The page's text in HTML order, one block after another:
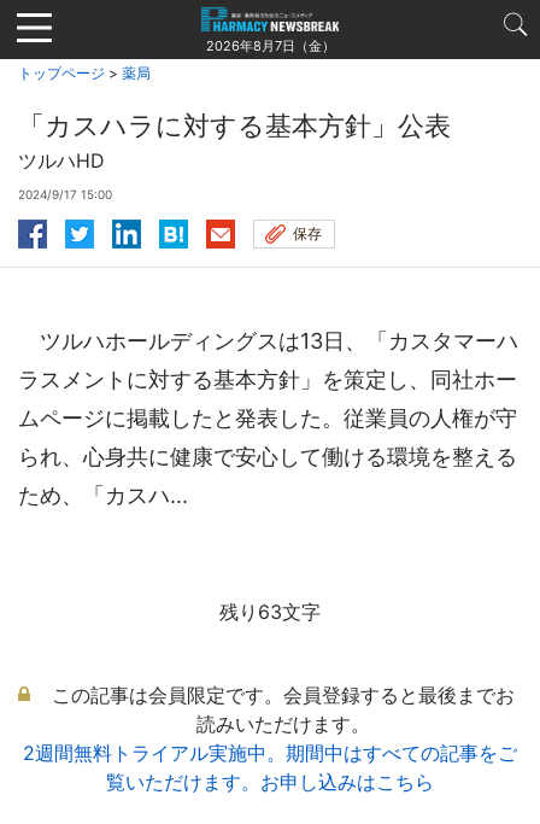
Jump
to
navigation
2026年8月7日（金）
トップページ > 薬局
「カスハラに対する基本方針」公表
ツルハHD
2024/9/17 15:00
保存
ツルハホールディングスは13日、「カスタマーハ
ラスメントに対する基本方針」を策定し、同社ホー
ムページに掲載したと発表した。従業員の人権が守
られ、心身共に健康で安心して働ける環境を整える
ため、「カスハ...
残り63文字
この記事は会員限定です。会員登録すると最後までお
読みいただけます。
2週間無料トライアル実施中。期間中はすべての記事をご
覧いただけます。お申し込みはこちら